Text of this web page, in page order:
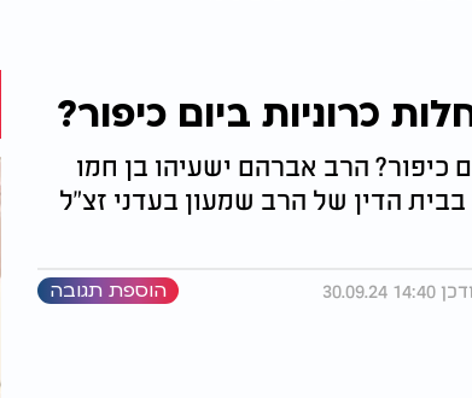
כרוניות ביום כיפור?
כיפור? הרב אברהם ישעיהו בן חמו
הדין של הרב שמעון בעדני זצ"ל
הוספת תגובה